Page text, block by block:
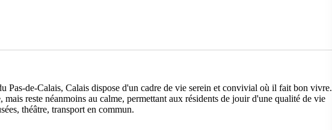
Pas-de-Calais, Calais dispose d'un cadre de vie serein et convivial où il fait bon vivre.
reste néanmoins au calme, permettant aux résidents de jouir d'une qualité de vie
théâtre, transport en commun.